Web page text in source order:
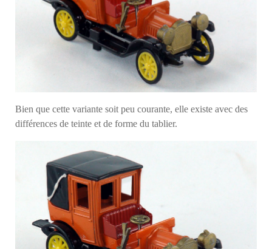
Bien que cette variante soit peu courante, elle existe avec des
différences de teinte et de forme du tablier.